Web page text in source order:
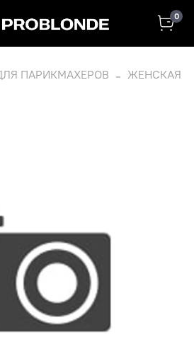
0
ПАРИКМАХЕРОВ ЖЕНСКАЯ